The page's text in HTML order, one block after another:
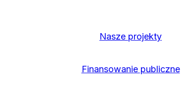
Nasze projekty
Finansowanie publiczne